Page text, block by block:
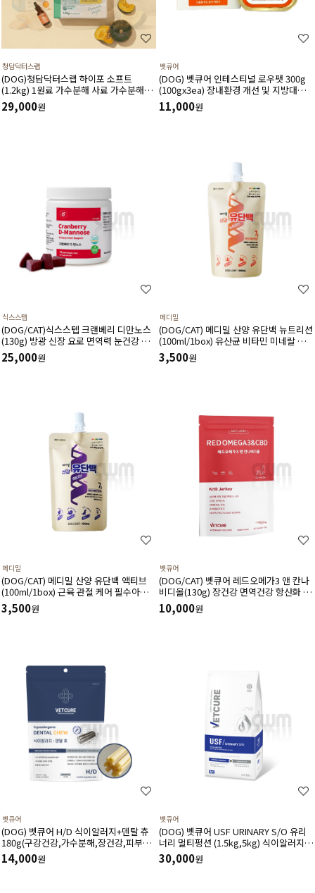
청담닥터스랩
(DOG)청담닥터스랩 하이포 소프트
(1.2kg) 1원료 가수분해 사료 가수분해연
어 피부와 피모건강에 도움 장건강 긴장완
화 부드러운식감
29,000원
벳큐어
(DOG) 벳큐어 인테스티널 로우팻 300g
(100gx3ea) 장내환경 개선 및 지방대사
에 도움을 주는 습식 처방식
11,000원
식스스텝
(DOG/CAT)식스스텝 크랜베리 디만노스
(130g) 방광 신장 요로 면역력 눈건강 혈
관건강에 도움 주는 츄어블 타입 영양제
25,000원
메디밀
(DOG/CAT) 메디밀 산양 유단백 뉴트리션
(100ml/1box) 유산균 비타민 미네랄 함
유 한끼 사료 대용 고단백 저지방 영양보
충제
3,500원
메디밀
(DOG/CAT) 메디밀 산양 유단백 액티브
(100ml/1box) 근육 관절 케어 필수아미
노산 아르기닌 함유 한끼 사료 대용 고단
백 저지방 영양보충제
3,500원
벳큐어
(DOG/CAT) 벳큐어 레드오메가3 앤 칸나
비디올(130g) 장건강 면역건강 항산화 피
부건강 피모건강에 도움
10,000원
벳큐어
(DOG) 벳큐어 H/D 식이알러지+덴탈 츄
180g(구강건강,가수분해,장건강,피부건
강에 도움)
14,000원
벳큐어
(DOG) 벳큐어 USF URINARY S/O 유리
너리 멀티펑션 (1.5kg,5kg) 식이알러지
결석관리 가수분해 면역건강 피부관리 피
모관리에 도움
30,000원